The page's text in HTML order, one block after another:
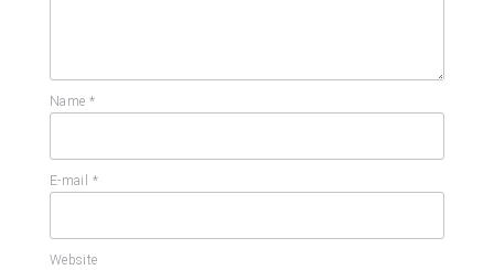
Name *
E-mail *
Website